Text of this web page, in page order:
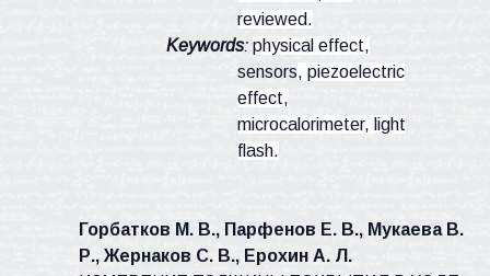
reviewed.
Keywords:physical effect,
sensors, piezoelectric
effect,
microcalorimeter, light
flash.
Горбатков М. В., Парфенов Е. В., МукаеваВ.
Р., Жернаков С. В., Ерохин А. Л.